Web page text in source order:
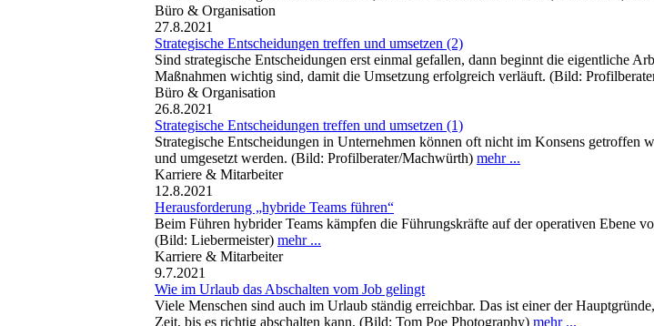
Büro & Organisation
27.8.2021
Strategische Entscheidungen treffen und umsetzen (2)
Sind strategische Entscheidungen erst einmal gefallen, dann beginnt die eigentliche
Maßnahmen wichtig sind, damit die Umsetzung erfolgreich verläuft. (Bild:
Büro & Organisation
26.8.2021
Strategische Entscheidungen treffen und umsetzen (1)
Strategische Entscheidungen in Unternehmen können oft nicht im Konsens getroffen
und umgesetzt werden. (Bild: Profilberater/Machwürth) mehr ...
Karriere & Mitarbeiter
12.8.2021
Herausforderung „hybride Teams führen“
Beim Führen hybrider Teams kämpfen die Führungskräfte auf der operativen Ebene
(Bild: Liebermeister) mehr ...
Karriere & Mitarbeiter
9.7.2021
Wie im Urlaub das Abschalten vom Job gelingt
Viele Menschen sind auch im Urlaub ständig erreichbar. Das ist einer der
Zeit, bis es richtig abschalten kann. (Bild: Tom Poe Photography) mehr ...